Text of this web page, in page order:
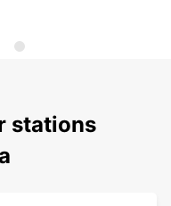
stations